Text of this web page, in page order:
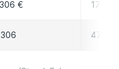
€